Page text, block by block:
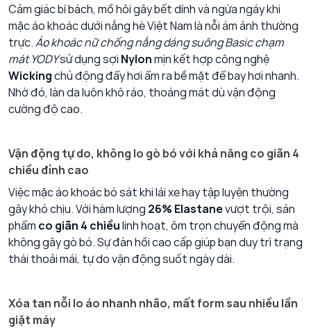
Cảm giác bí bách, mồ hôi gây bết dính và ngứa ngáy khi
mặc áo khoác dưới nắng hè Việt Nam là nỗi ám ảnh thường
trực.Áo khoác nữ chống nắng dáng suông Basic chạm
mát YODYsử dụng sợi Nylonmịn kết hợp công nghệ
Wickingchủ động đẩy hơi ẩm ra bề mặt để bay hơi nhanh.
Nhờ đó, làn da luôn khô ráo, thoáng mát dù vận động
cường độ cao.
Vận động tự do, không lo gò bó với khả năng co giãn 4
chiều đỉnh cao
Việc mặc áo khoác bó sát khi lái xe hay tập luyện thường
gây khó chịu. Với hàm lượng 26% Elastanevượt trội, sản
phẩm co giãn 4 chiềulinh hoạt, ôm trọn chuyển động mà
không gây gò bó. Sự đàn hồi cao cấp giúp bạn duy trì trạng
thái thoải mái, tự do vận động suốt ngày dài.
Xóa tan nỗi lo áo nhanh nhão, mất form sau nhiều lần
giặt máy